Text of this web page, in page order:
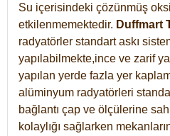
Su içerisindeki çözünmüş
etkilenmemektedir. Duffmart
radyatörler standart askı
yapılabilmekte,ince ve zarif
yapılan yerde fazla yer
alüminyum radyatörleri
bağlantı çap ve ölçülerine
kolaylığı sağlarken